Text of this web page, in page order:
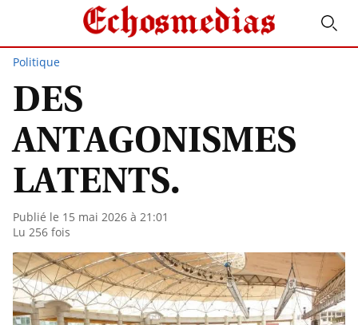
Politique
DES
ANTAGONISMES
LATENTS.
Publié le 15 mai 2026 à 21:01
Lu 256 fois